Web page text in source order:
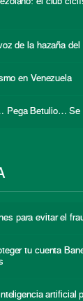
de la hazaña del
en Venezuela
Pega Betulio… Se
para evitar el
tu cuenta
artificial